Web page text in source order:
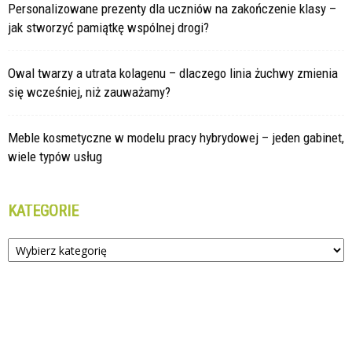
Personalizowane prezenty dla uczniów na zakończenie klasy –
jak stworzyć pamiątkę wspólnej drogi?
Owal twarzy a utrata kolagenu – dlaczego linia żuchwy zmienia
się wcześniej, niż zauważamy?
Meble kosmetyczne w modelu pracy hybrydowej – jeden gabinet,
wiele typów usług
KATEGORIE
Kategorie